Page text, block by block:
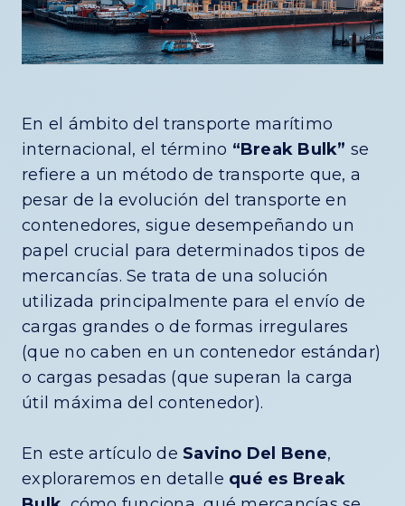
En el ámbito del transporte marítimo
internacional, el término “Break Bulk” se
refiere a un método de transporte que, a
pesar de la evolución del transporte en
contenedores, sigue desempeñando un
papel crucial para determinados tipos de
mercancías. Se trata de una solución
utilizada principalmente para el envío de
cargas grandes o de formas irregulares
(que no caben en un contenedor estándar)
o cargas pesadas (que superan la carga
útil máxima del contenedor).
En este artículo de Savino Del Bene,
exploraremos en detalle qué es Break